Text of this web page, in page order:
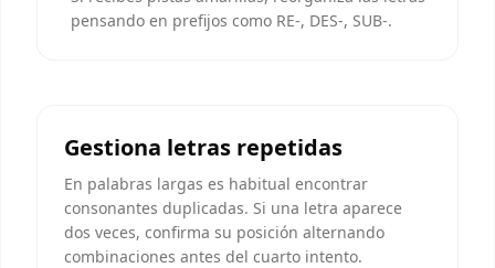
pensando en prefijos como RE-, DES-, SUB-.
Gestiona letras repetidas
En palabras largas es habitual encontrar
consonantes duplicadas. Si una letra aparece
dos veces, confirma su posición alternando
combinaciones antes del cuarto intento.